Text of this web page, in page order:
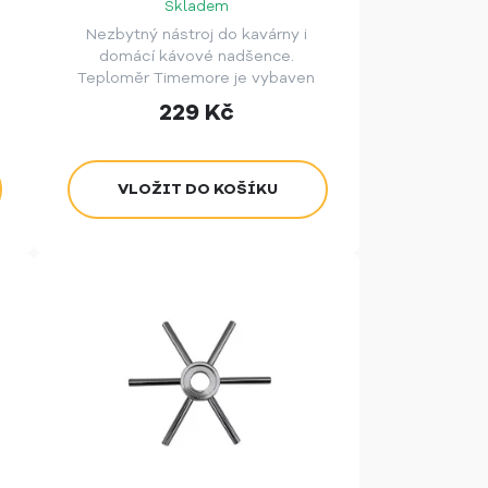
Skladem
Nezbytný nástroj do kavárny i
domácí kávové nadšence.
Teploměr Timemore je vybaven
klasickým displejem a svorkou pro
snadné použití při měření.
229 Kč